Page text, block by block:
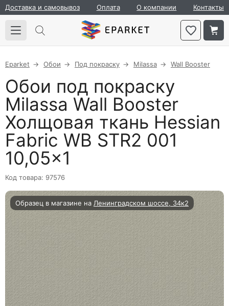
Доставка и самовывоз Оплата О компании Контакты
Eparket Обои Под покраску Milassa Wall Booster
Обои под покраску
Milassa Wall Booster
Холщовая ткань Hessian
Fabric WB STR2 001
10,05×1
Код товара: 97576
Образец в магазине на Ленинградском шоссе, 34к2